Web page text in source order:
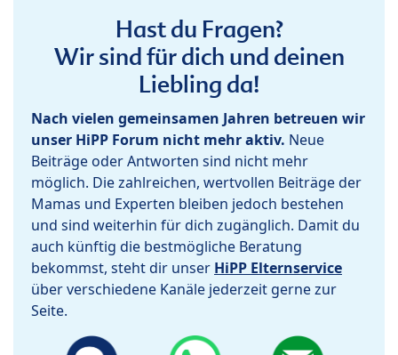
Hast du Fragen?
Wir sind für dich und deinen
Liebling da!
Nach vielen gemeinsamen Jahren betreuen wir
unser HiPP Forum nicht mehr aktiv. Neue
Beiträge oder Antworten sind nicht mehr
möglich. Die zahlreichen, wertvollen Beiträge der
Mamas und Experten bleiben jedoch bestehen
und sind weiterhin für dich zugänglich. Damit du
auch künftig die bestmögliche Beratung
bekommst, steht dir unser HiPP Elternservice
über verschiedene Kanäle jederzeit gerne zur
Seite.